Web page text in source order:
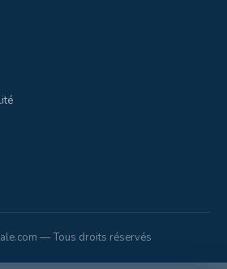
— Tous droits réservés